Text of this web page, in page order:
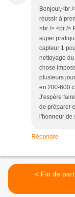
Bonjour,<br
réussir à
<br /> <br />
super
capteur 1
nettoyage
chose
plusieurs
en 200-600
J'espère
de préparer
l'honneur de
Répondre
< Fin de